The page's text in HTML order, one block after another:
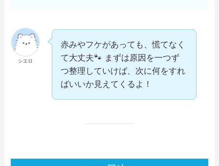
シエロ
赤みやフケがあっても、慌てなく
て大丈夫🐾 まずは原因を一つず
つ整理していけば、次に何をすれ
ばいいか見えてくるよ！